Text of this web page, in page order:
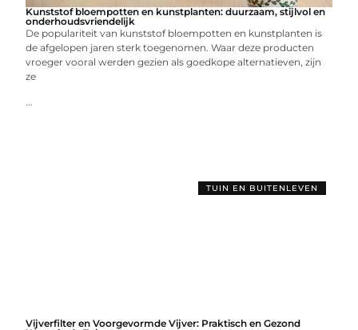
Kunststof bloempotten en kunstplanten: duurzaam, stijlvol en
onderhoudsvriendelijk
De populariteit van kunststof bloempotten en kunstplanten is
de afgelopen jaren sterk toegenomen. Waar deze producten
vroeger vooral werden gezien als goedkope alternatieven, zijn
ze
...
TUIN EN BUITENLEVEN
Vijverfilter en Voorgevormde Vijver: Praktisch en Gezond